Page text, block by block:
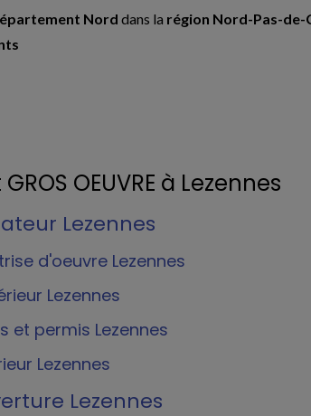
Nord dans la région Nord-Pas-de-
OEUVRE à Lezennes
Lezennes
d'oeuvre Lezennes
Lezennes
et permis Lezennes
Lezennes
Lezennes